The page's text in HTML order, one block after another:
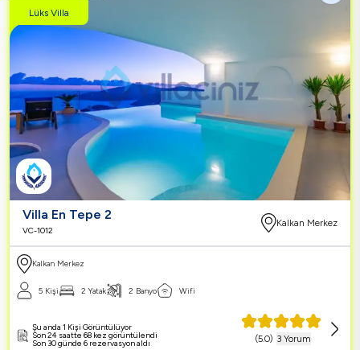
Lüks Villa
Villa En Tepe 2
VC-1012
Kalkan Merkez
Kalkan Merkez
5 Kişi 2 Yatak 2 Banyo Wifi
(5.0) 3 Yorum
Şu anda 1 Kişi Görüntülüyor
Son 24 saatte 68 kez görüntülendi
Son 30 günde 6 rezervasyon aldı